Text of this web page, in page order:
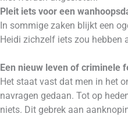
Pleit iets voor een
In sommige zaken blijkt een
Heidi zichzelf iets zou hebben
Een nieuw leven of criminele
Het staat vast dat men in het
navragen gedaan. Tot op
niets. Dit gebrek aan